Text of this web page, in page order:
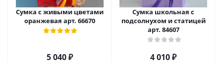
Сумка с живыми цветами
оранжевая арт. 66670
5 040₽
Сумка школьная с
подсолнухом и статицей
арт. 84607
4 010₽